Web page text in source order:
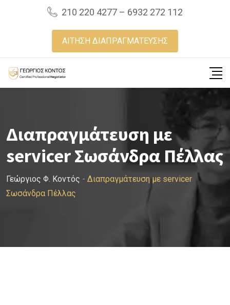
210 220 4277 – 6932 272 112
ΑΙΤΗΣΗ ΔΙΑΠΡΑΓΜΑΤΕΥΣΗΣ
Διαπραγμάτευση με
servicer Σωσάνδρα Πέλλας
Γεώργιος Φ. Κοντός - Διαπραγμάτευση με servicer
Σωσάνδρα Πέλλας